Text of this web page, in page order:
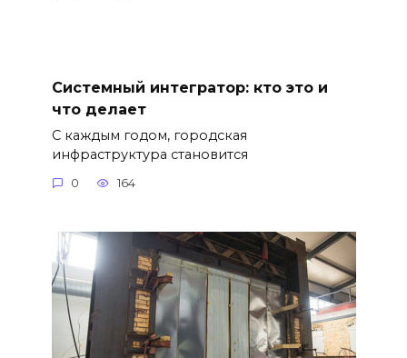
Системный интегратор: кто это и
что делает
С каждым годом, городская
инфраструктура становится
0 164